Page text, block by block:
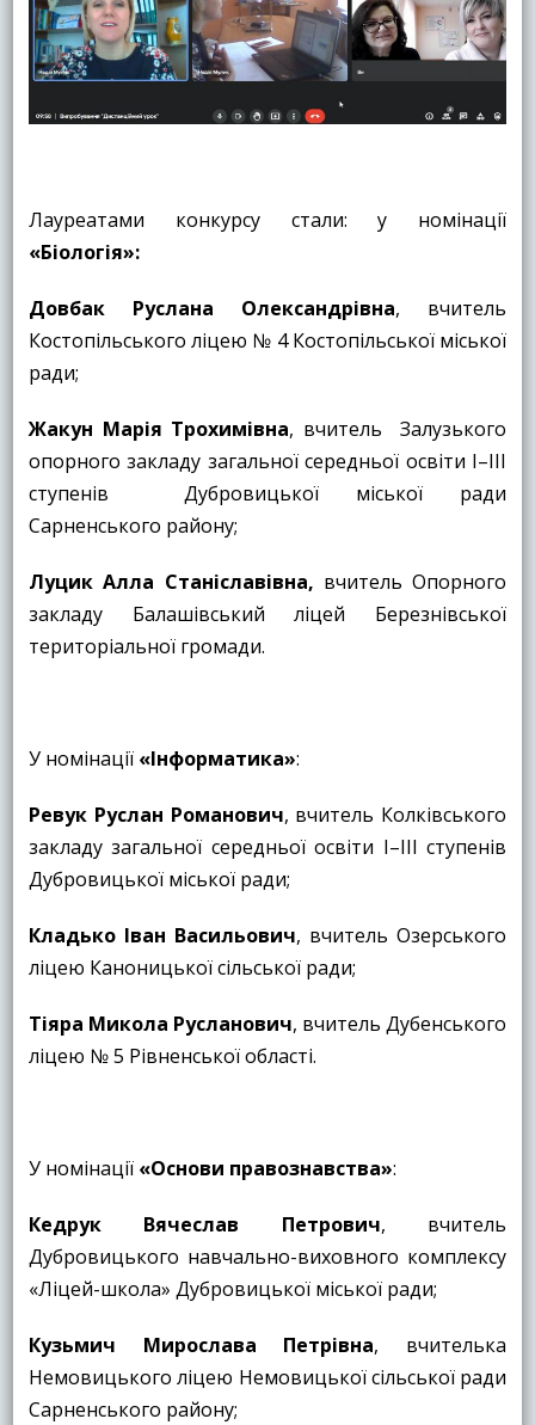
Лауреатами конкурсу стали: у номінації
«Біологія»:
Довбак Руслана Олександрівна, вчитель
Костопільського ліцею № 4 Костопільської міської
ради;
Жакун Марія Трохимівна, вчитель Залузького
опорного закладу загальної середньої освіти І–ІІІ
ступенів Дубровицької міської ради
Сарненського району;
Луцик Алла Станіславівна, вчитель Опорного
закладу Балашівський ліцей Березнівської
територіальної громади.
У номінації «Інформатика»:
Ревук Руслан Романович, вчитель Колківського
закладу загальної середньої освіти І–ІІІ ступенів
Дубровицької міської ради;
Кладько Іван Васильович, вчитель Озерського
ліцею Каноницької сільської ради;
Тіяра Микола Русланович, вчитель Дубенського
ліцею № 5 Рівненської області.
У номінації «Основи правознавства»:
Кедрук Вячеслав Петрович, вчитель
Дубровицького навчально-виховного комплексу
«Ліцей-школа» Дубровицької міської ради;
Кузьмич Мирослава Петрівна, вчителька
Немовицького ліцею Немовицької сільської ради
Сарненського району;